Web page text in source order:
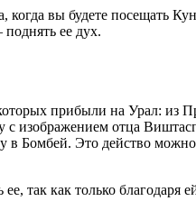
вы будете посещать
ее дух.
прибыли на Урал: из
с изображением отца
в Бомбей. Это действо можно
так как только благодаря